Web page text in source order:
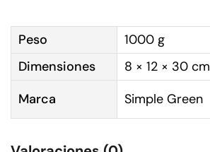
Peso
1000 g
Dimensiones
8 × 12 × 30 cm
Marca
Simple Green